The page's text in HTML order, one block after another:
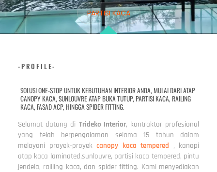
PARTISI KACA
-PROFILE-
SOLUSI ONE-STOP UNTUK KEBUTUHAN INTERIOR ANDA, MULAI DARI ATAP
CANOPY KACA, SUNLOUVRE ATAP BUKA TUTUP, PARTISI KACA, RAILING
KACA, FASAD ACP, HINGGA SPIDER FITTING.
Selamat datang di Trideko Interior, kontraktor profesional
yang telah berpengalaman selama 15 tahun dalam
melayani proyek-proyek canopy kaca tempered , kanopi
atap kaca laminated,sunlouvre, partisi kaca tempered, pintu
jendela, railling kaca, dan spider fitting. Kami menyediakan